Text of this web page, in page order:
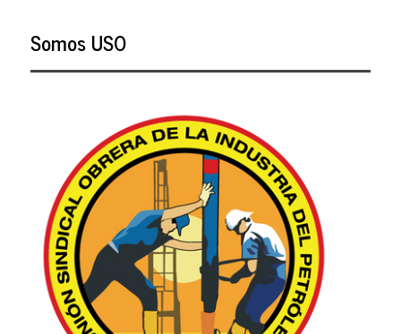
Somos USO